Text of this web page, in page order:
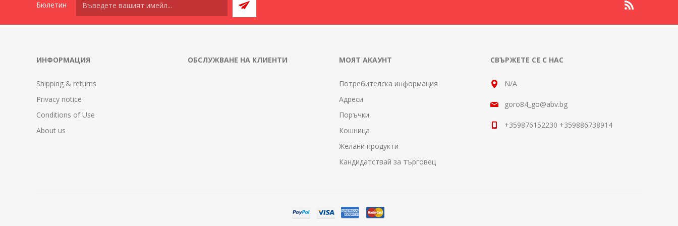
Бюлетин
ИНФОРМАЦИЯ
Shipping & returns
Privacy notice
Conditions of Use
About us
ОБСЛУЖВАНЕ НА КЛИЕНТИ МОЯТ АКАУНТ
Потребителска информация
Адреси
Поръчки
Кошница
Желани продукти
Кандидатствай за търговец
СВЪРЖЕТЕ СЕ С НАС
N/A
goro84_go@abv.bg
+359876152230 +359886738914